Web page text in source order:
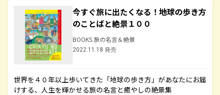
今すぐ旅に出たくなる！地球の歩き方
のことばと絶景１００
BOOKS 旅の名言＆絶景
2022.11.18 発売
世界を４０年以上歩いてきた「地球の歩き方」があなたにお届
けする、人生を輝かせる旅の名言と癒やしの絶景集